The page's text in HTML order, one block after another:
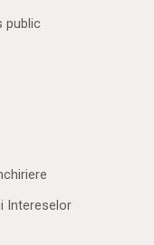
public
Intereselor